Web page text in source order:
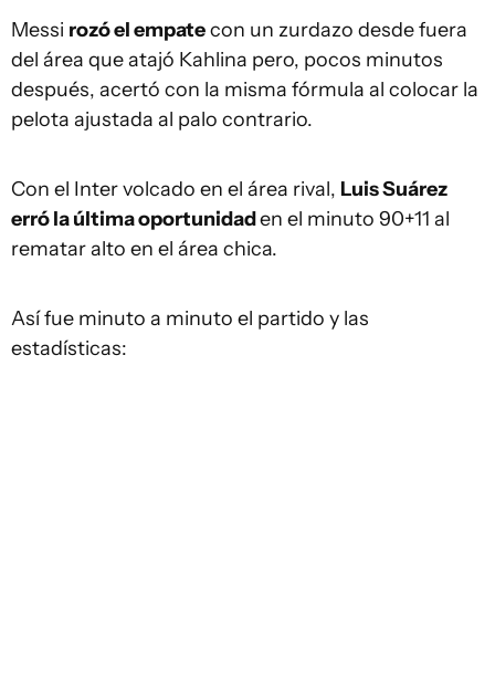
Messi rozó el empatecon un zurdazo desde fuera
del área que atajó Kahlina pero, pocos minutos
después, acertó con la misma fórmula al colocar la
pelota ajustada al palo contrario.
Con el Inter volcado en el área rival, Luis Suárez
erró la última oportunidaden el minuto 90+11 al
rematar alto en el área chica.
Así fue minuto a minuto el partido y las
estadísticas: